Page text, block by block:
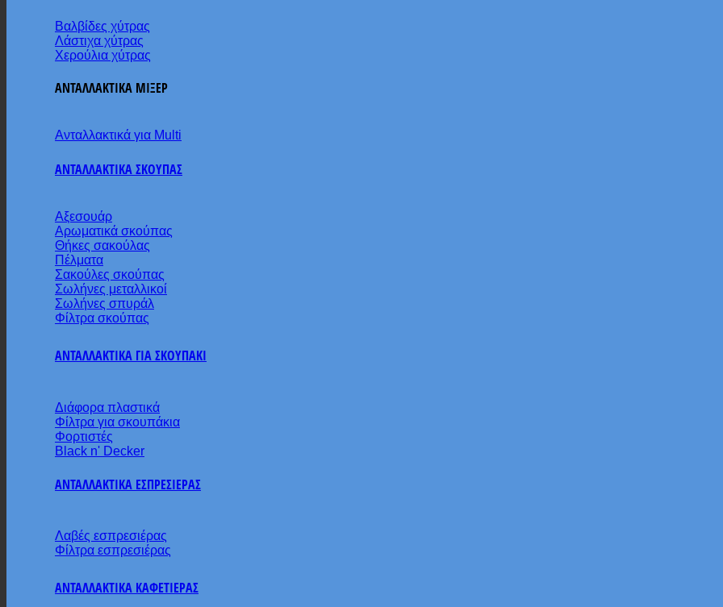
Βαλβίδες χύτρας
Λάστιχα χύτρας
Χερούλια χύτρας
ΑΝΤΑΛΛΑΚΤΙΚΑ ΜΙΞΕΡ
Ανταλλακτικά για Multi
ΑΝΤΑΛΛΑΚΤΙΚΑ ΣΚΟΥΠΑΣ
Αξεσουάρ
Αρωματικά σκούπας
Θήκες σακούλας
Πέλματα
Σακούλες σκούπας
Σωλήνες μεταλλικοί
Σωλήνες σπυράλ
Φίλτρα σκούπας
ΑΝΤΑΛΛΑΚΤΙΚΑ ΓΙΑ ΣΚΟΥΠΑΚΙ
Διάφορα πλαστικά
Φίλτρα για σκουπάκια
Φορτιστές
Black n' Decker
ΑΝΤΑΛΛΑΚΤΙΚΑ ΕΣΠΡΕΣΙΕΡΑΣ
Λαβές εσπρεσιέρας
Φίλτρα εσπρεσιέρας
ΑΝΤΑΛΛΑΚΤΙΚΑ ΚΑΦΕΤΙΕΡΑΣ